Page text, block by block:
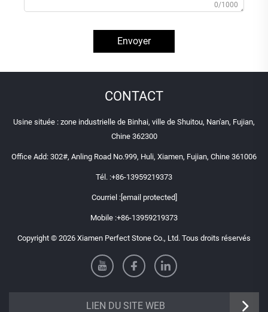
0/1000
Envoyer
CONTACT
Usine située : zone industrielle de Binhai, ville de Shuitou, Nan'an, Fujian,
Chine 362300
Office Add: 302#, Anling Road No.999, Huli, Xiamen, Fujian, Chine 361006
Tél. :+86-13959219373
Courriel :[email protected]
Mobile :+86-13959219373
Copyright © 2026 Xiamen Perfect Stone Co., Ltd. Tous droits réservés
LIEN DU SITE WEB